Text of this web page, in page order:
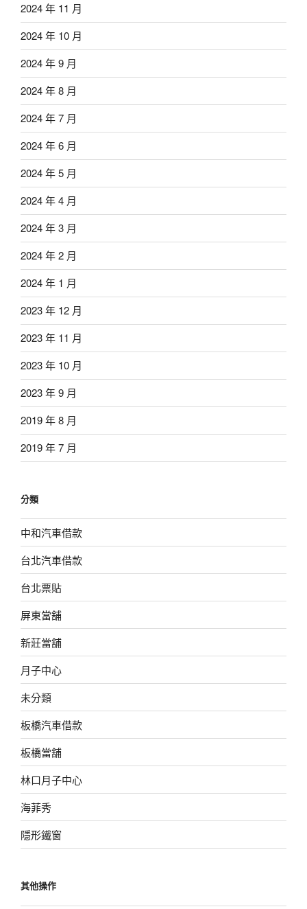
2024 年 11 月
2024 年 10 月
2024 年 9 月
2024 年 8 月
2024 年 7 月
2024 年 6 月
2024 年 5 月
2024 年 4 月
2024 年 3 月
2024 年 2 月
2024 年 1 月
2023 年 12 月
2023 年 11 月
2023 年 10 月
2023 年 9 月
2019 年 8 月
2019 年 7 月
分類
中和汽車借款
台北汽車借款
台北票貼
屏東當舖
新莊當舖
月子中心
未分類
板橋汽車借款
板橋當舖
林口月子中心
海菲秀
隱形鐵窗
其他操作